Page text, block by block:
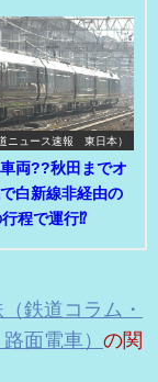
ニュース速報 東日本）
両??秋田までオ
白新線非経由の
程で運行⁉
鉄道コラム・
面電車） の関